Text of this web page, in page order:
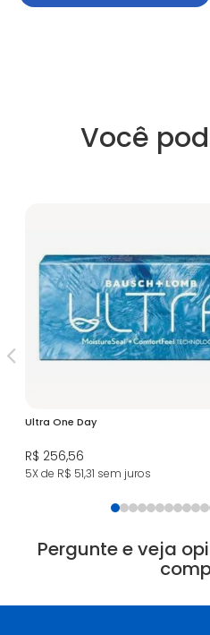
Você
Ultra One Day
R$ 256,56
5X de R$ 51,31 sem juros
Pergunte e veja